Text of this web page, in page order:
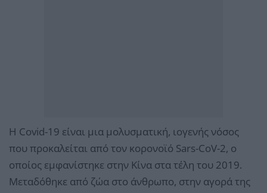
Η Covid-19 είναι μια μολυσματική, ιογενής νόσος
που προκαλείται από τον κορονοϊό Sars-CoV-2, ο
οποίος εμφανίστηκε στην Κίνα στα τέλη του 2019.
Μεταδόθηκε από ζώα στο άνθρωπο, στην αγορά της